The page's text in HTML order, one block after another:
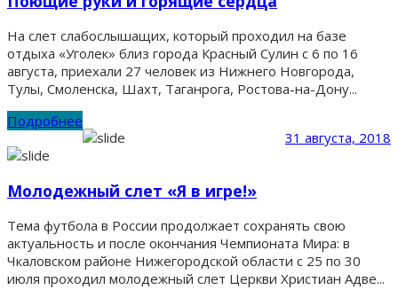
На слет слабослышащих, который проходил на базе
отдыха «Уголек» близ города Красный Сулин с 6 по 16
августа, приехали 27 человек из Нижнего Новгорода,
Тулы, Смоленска, Шахт, Таганрога, Ростова-на-Дону...
Подробнее
31 августа, 2018
Молодежный слет «Я в игре!»
Тема футбола в России продолжает сохранять свою
актуальность и после окончания Чемпионата Мира: в
Чкаловском районе Нижегородской области с 25 по 30
июля проходил молодежный слет Церкви Христиан Адве...